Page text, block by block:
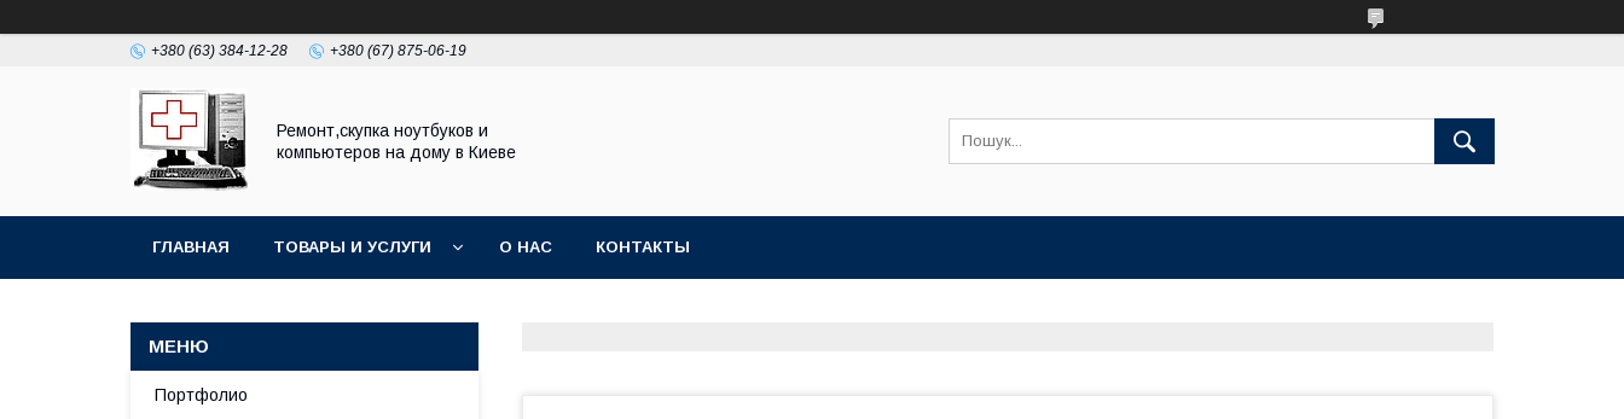
+380 (63) 384-12-28 +380 (67) 875-06-19
Ремонт,скупка ноутбуков и
компьютеров на дому в Киеве
ГЛАВНАЯ ТОВАРЫ И УСЛУГИ О НАС КОНТАКТЫ
Портфолио